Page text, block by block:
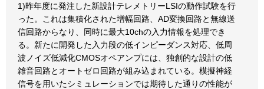
1)昨年度に発注した新設計テレメトリーLSIの動作試験を行
った。これは集積化された増幅回路、AD変換回路と無線送
信回路からなり、同時に最大10chの入力情報を処理でき
る。新たに開発した入力段の低インピーダンス対応、低周
波ノイズ低減化CMOSオペアンプには、独創的な設計の低
雑音回路とオートゼロ回路が組み込まれている。模擬神経
信号を用いたシミュレーションでは期待した通りの性能が